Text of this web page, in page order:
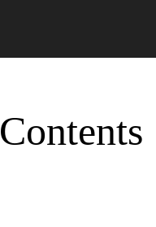
Contents